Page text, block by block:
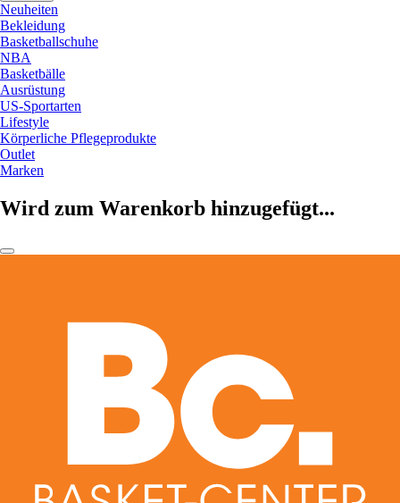
Neuheiten
Bekleidung
Basketballschuhe
NBA
Basketbälle
Ausrüstung
US-Sportarten
Lifestyle
Körperliche Pflegeprodukte
Outlet
Marken
Wird zum Warenkorb hinzugefügt...